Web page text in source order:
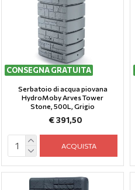
CONSEGNA GRATUITA
Serbatoio di acqua piovana
HydroMoby Arves Tower
Stone, 500L, Grigio
€ 391,50
ACQUISTA